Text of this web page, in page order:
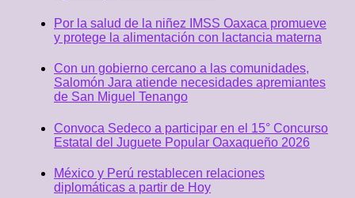
Por la salud de la niñez IMSS Oaxaca promueve
y protege la alimentación con lactancia materna
Con un gobierno cercano a las comunidades,
Salomón Jara atiende necesidades apremiantes
de San Miguel Tenango
Convoca Sedeco a participar en el 15° Concurso
Estatal del Juguete Popular Oaxaqueño 2026
México y Perú restablecen relaciones
diplomáticas a partir de Hoy